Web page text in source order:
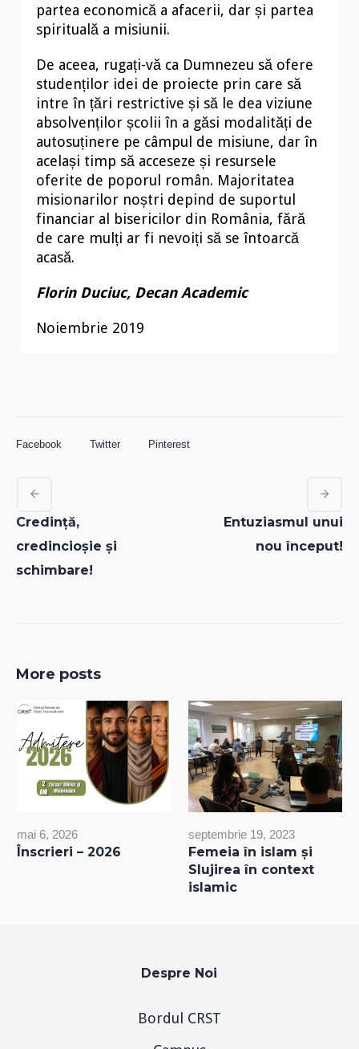
partea economică a afacerii, dar și partea
spirituală a misiunii.
De aceea, rugați-vă ca Dumnezeu să ofere
studenților idei de proiecte prin care să
intre în țări restrictive și să le dea viziune
absolvenților școlii în a găsi modalități de
autosuținere pe câmpul de misiune, dar în
același timp să acceseze și resursele
oferite de poporul român. Majoritatea
misionarilor noștri depind de suportul
financiar al bisericilor din România, fără
de care mulți ar fi nevoiți să se întoarcă
acasă.
Florin Duciuc, Decan Academic
Noiembrie 2019
Facebook Twitter Pinterest
Credință,
credincioșie și
schimbare!
Entuziasmul unui
nou început!
More posts
mai 6, 2026
Înscrieri – 2026
septembrie 19, 2023
Femeia în islam și
Slujirea în context
islamic
Despre Noi
Bordul CRST